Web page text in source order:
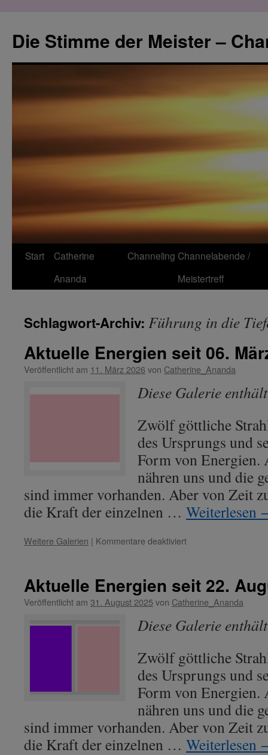
springen
Die Stimme der Meister –
Start
Catherine
Ananda
Channeling Channelabende /
Meistertreff
Schlagwort-Archiv: Führung in die
Aktuelle Energien seit 06.
Veröffentlicht am 11. März 2026 von Catherine_Ananda
Diese Galerie
Zwölf göttliche
des Ursprungs und
Form von Energien.
nähren uns und die
sind immer vorhanden. Aber von Zeit
die Kraft der einzelnen … Weiterlesen
Weitere Galerien | Kommentare deaktiviertfür
06.
März
Aktuelle Energien seit 22.
Veröffentlicht am 31. August 2025 von Catherine_Ananda
Diese Galerie
Zwölf göttliche
des Ursprungs und
Form von Energien.
nähren uns und die
sind immer vorhanden. Aber von Zeit
die Kraft der einzelnen … Weiterlesen